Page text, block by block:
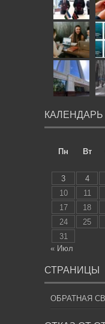
КАЛЕНДАРЬ
Пн
Вт
3
4
10
11
17
18
24
25
31
« Июл
СТРАНИЦЫ
ОБРАТНАЯ